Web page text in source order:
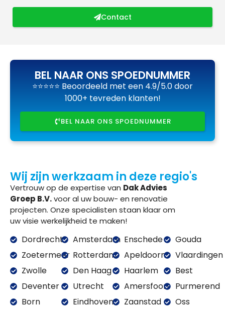
Contact
BEL NAAR ONS SPOEDNUMMER
⭐⭐⭐⭐⭐ Beoordeeld met een 4.9/5.0 door
1000+ tevreden klanten!
BEL NAAR ONS SPOEDNUMMER
Wij zijn werkzaam in deze regio's
Vertrouw op de expertise van Dak Advies
Groep B.V.voor al uw bouw- en renovatie
projecten. Onze specialisten staan klaar om
uw visie werkelijkheid te maken!
Dordrecht
Zoetermeer
Zwolle
Deventer
Born
Amsterdam
Rotterdam
Den Haag
Utrecht
Eindhoven
Enschede
Apeldoorn
Haarlem
Amersfoort
Zaanstad
Gouda
Vlaardingen
Best
Purmerend
Oss